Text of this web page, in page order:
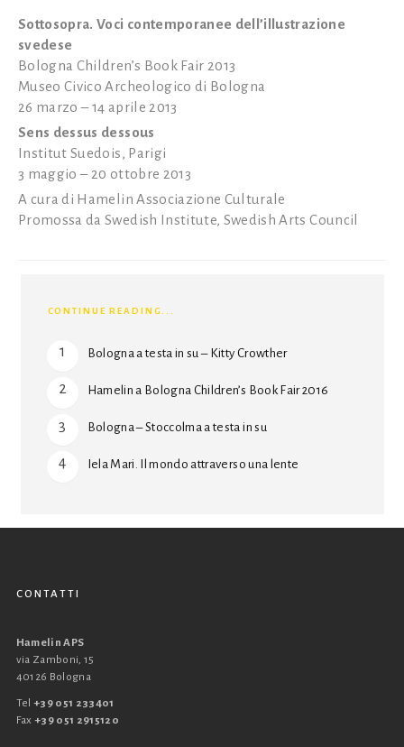
Sottosopra. Voci contemporanee dell’illustrazione
svedese
Bologna Children’s Book Fair 2013
Museo Civico Archeologico di Bologna
26 marzo – 14 aprile 2013
Sens dessus dessous
Institut Suedois, Parigi
3 maggio – 20 ottobre 2013
A cura di Hamelin Associazione Culturale
Promossa da Swedish Institute, Swedish Arts Council
CONTINUE READING...
Bologna a testa in su – Kitty Crowther
Hamelin a Bologna Children’s Book Fair 2016
Bologna – Stoccolma a testa in su
Iela Mari. Il mondo attraverso una lente
CONTATTI
Hamelin APS
via Zamboni, 15
40126 Bologna
Tel +39 051 233401
Fax +39 051 2915120